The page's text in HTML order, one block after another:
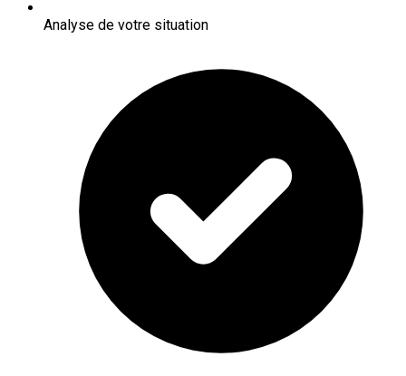
Analyse de votre situation